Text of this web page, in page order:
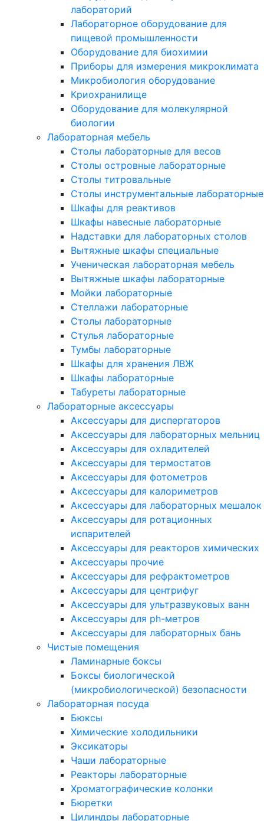
лабораторий
Лабораторное оборудование для
пищевой промышленности
Оборудование для биохимии
Приборы для измерения микроклимата
Микробиология оборудование
Криохранилище
Оборудование для молекулярной
биологии
Лабораторная мебель
Столы лабораторные для весов
Столы островные лабораторные
Столы титровальные
Столы инструментальные лабораторные
Шкафы для реактивов
Шкафы навесные лабораторные
Надставки для лабораторных столов
Вытяжные шкафы специальные
Ученическая лабораторная мебель
Вытяжные шкафы лабораторные
Мойки лабораторные
Стеллажи лабораторные
Столы лабораторные
Стулья лабораторные
Тумбы лабораторные
Шкафы для хранения ЛВЖ
Шкафы лабораторные
Табуреты лабораторные
Лабораторные аксессуары
Аксессуары для диспергаторов
Аксессуары для лабораторных мельниц
Аксессуары для охладителей
Аксессуары для термостатов
Аксессуары для фотометров
Аксессуары для калориметров
Аксессуары для лабораторных мешалок
Аксессуары для ротационных
испарителей
Аксессуары для реакторов химических
Аксессуары прочие
Аксессуары для рефрактометров
Аксессуары для центрифуг
Аксессуары для ультразвуковых ванн
Аксессуары для ph-метров
Аксессуары для лабораторных бань
Чистые помещения
Ламинарные боксы
Боксы биологической
(микробиологической) безопасности
Лабораторная посуда
Бюксы
Химические холодильники
Эксикаторы
Чаши лабораторные
Реакторы лабораторные
Хроматографические колонки
Бюретки
Цилиндры лабораторные